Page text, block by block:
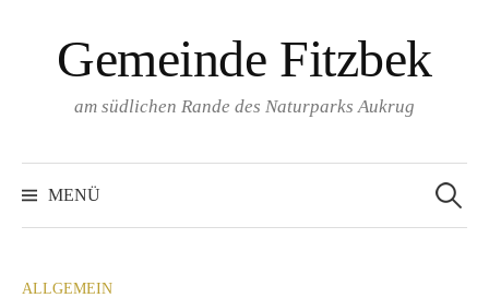
InhaltGemeinde Fitzbek
am südlichen Rande des Naturparks Aukrug
MENÜ
nach:
ALLGEMEIN